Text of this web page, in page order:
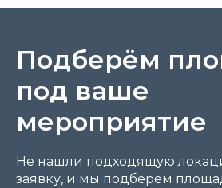
Подберём
под ваше
мероприятие
Не нашли подходящую
заявку, и мы подберём